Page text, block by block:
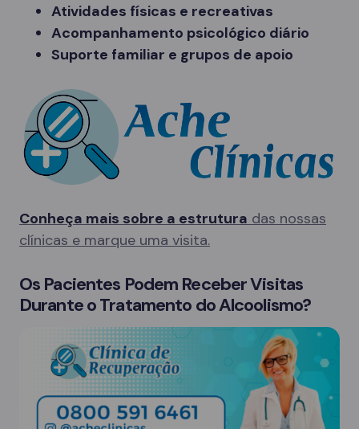
Atividades físicas e recreativas
Acompanhamento psicológico diário
Suporte familiar e grupos de apoio
Conheça mais sobre a estrutura das nossas
clínicas e marque uma visita.
Os Pacientes Podem Receber Visitas
Durante o Tratamento do Alcoolismo?